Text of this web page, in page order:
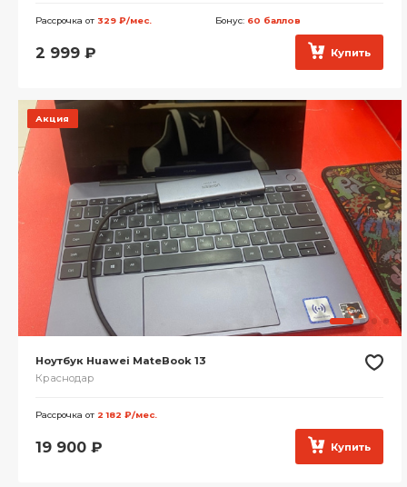
Рассрочка от 329 ₽/мес. Бонус: 60 баллов
2 999 ₽ Купить
Акция
Ноутбук Huawei MateBook 13
Краснодар
Рассрочка от 2 182 ₽/мес.
19 900 ₽ Купить